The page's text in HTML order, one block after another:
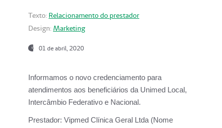
Texto: Relacionamento do prestador
Design: Marketing
01 de abril, 2020
Informamos o novo credenciamento para
atendimentos aos beneficiários da Unimed Local,
Intercâmbio Federativo e Nacional.
Prestador: Vipmed Clínica Geral Ltda (Nome